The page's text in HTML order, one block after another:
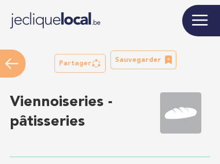
Partager
Sauvegarder
Viennoiseries -
pâtisseries